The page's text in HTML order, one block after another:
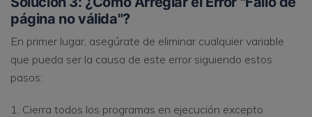
página no válida"?
En primer lugar, asegúrate de eliminar cualquier variable
que pueda ser la causa de este error siguiendo estos
pasos:
1. Cierra todos los programas en ejecución excepto